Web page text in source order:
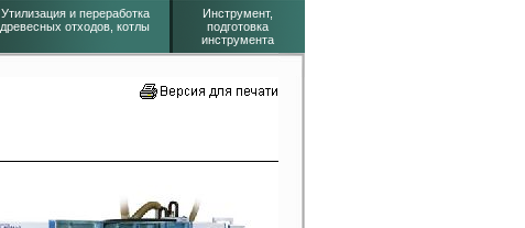
Утилизация и переработка
древесных отходов, котлы
Инструмент,
подготовка
инструмента